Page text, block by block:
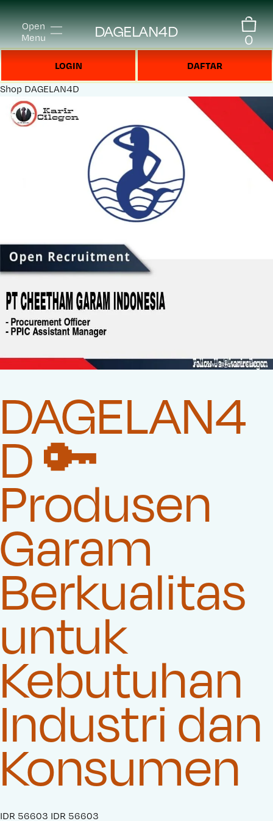
Open
Menu
DAGELAN4D 0
LOGIN DAFTAR
Shop DAGELAN4D
DAGELAN4
D 🔑
Produsen
Garam
Berkualitas
untuk
Kebutuhan
Industri dan
Konsumen
S
IDR 56603 O
IDR 56603